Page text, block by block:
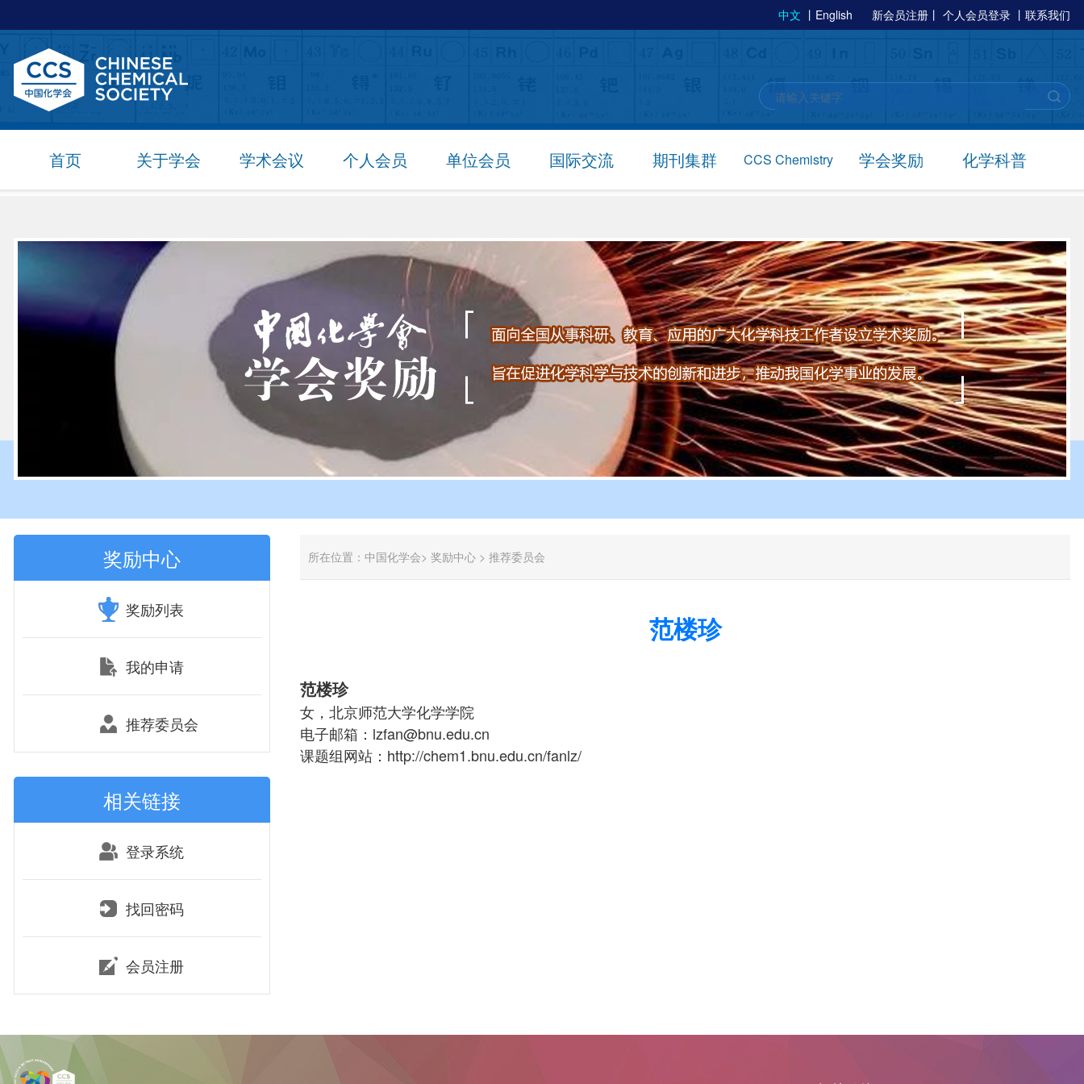
中文 丨 English 新会员注册 丨 个人会员登录 丨 联系我们
首页 关于学会 学术会议 个人会员 单位会员 国际交流 期刊集群 CCS Chemistry 学会奖励 化学科普
奖励中心
奖励列表
我的申请
推荐委员会
相关链接
登录系统
找回密码
会员注册
所在位置： 中国化学会> 奖励中心 > 推荐委员会
范楼珍
范楼珍
女，北京师范大学化学学院
电子邮箱：lzfan@bnu.edu.cn
课题组网站：http://chem1.bnu.edu.cn/fanlz/